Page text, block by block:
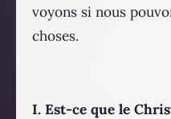
voyons si nous
choses.
I. Est-ce que le